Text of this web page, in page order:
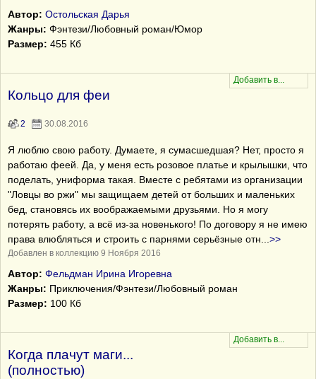
Автор: Остольская Дарья
Жанры: Фэнтези/Любовный роман/Юмор
Размер: 455 Кб
Кольцо для феи
2 30.08.2016
Я люблю свою работу. Думаете, я сумасшедшая? Нет, просто я
работаю феей. Да, у меня есть розовое платье и крылышки, что
поделать, униформа такая. Вместе с ребятами из организации
"Ловцы во ржи" мы защищаем детей от больших и маленьких
бед, становясь их воображаемыми друзьями. Но я могу
потерять работу, а всё из-за новенького! По договору я не имею
права влюбляться и строить с парнями серьёзные отн
>>
Добавлен в коллекцию 9 Ноября 2016
Автор: Фельдман Ирина Игоревна
Жанры: Приключения/Фэнтези/Любовный роман
Размер: 100 Кб
Когда плачут маги...
(полностью)